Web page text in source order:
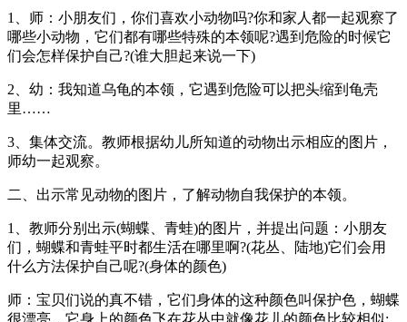
1、师：小朋友们，你们喜欢小动物吗?你和家人都一起观察了
哪些小动物，它们都有哪些特殊的本领呢?遇到危险的时候它
们会怎样保护自己?(谁大胆起来说一下)
2、幼：我知道乌龟的本领，它遇到危险可以把头缩到龟壳
里……
3、集体交流。教师根据幼儿所知道的动物出示相应的图片，
师幼一起观察。
二、出示常见动物的图片，了解动物自我保护的本领。
1、教师分别出示(蝴蝶、青蛙)的图片，并提出问题：小朋友
们，蝴蝶和青蛙平时都生活在哪里啊?(花丛、陆地)它们会用
什么方法保护自己呢?(身体的颜色)
师：宝贝们说的真不错，它们身体的这种颜色叫保护色，蝴蝶
很漂亮，它身上的颜色飞在花丛中就像花儿的颜色比较相似;